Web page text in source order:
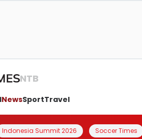
NTB
NewsSportTravel
Indonesia Summit 2026 Soccer Times